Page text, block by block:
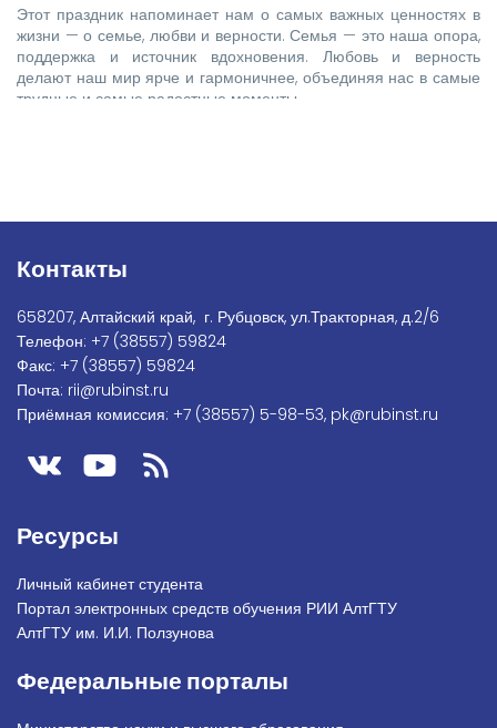
Этот праздник напоминает нам о самых важных ценностях в
жизни — о семье, любви и верности. Семья — это наша опора,
поддержка и источник вдохновения. Любовь и верность
делают наш мир ярче и гармоничнее, объединяя нас в самые
трудные и самые радостные моменты.
Контакты
658207, Алтайский край, г. Рубцовск, ул.Тракторная, д.2/6
Телефон: +7 (38557) 59824
Факс: +7 (38557) 59824
Почта: rii@rubinst.ru
Приёмная комиссия: +7 (38557) 5-98-53, pk@rubinst.ru
Ресурсы
Личный кабинет студента
Портал электронных средств обучения РИИ АлтГТУ
АлтГТУ им. И.И. Ползунова
Федеральные порталы